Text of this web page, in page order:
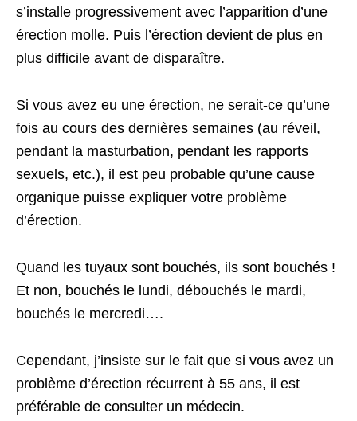
s’installe progressivement avec l’apparition d’une
érection molle. Puis l’érection devient de plus en
plus difficile avant de disparaître.
Si vous avez eu une érection, ne serait-ce qu’une
fois au cours des dernières semaines (au réveil,
pendant la masturbation, pendant les rapports
sexuels, etc.), il est peu probable qu’une cause
organique puisse expliquer votre problème
d’érection.
Quand les tuyaux sont bouchés, ils sont bouchés !
Et non, bouchés le lundi, débouchés le mardi,
bouchés le mercredi….
Cependant, j’insiste sur le fait que si vous avez un
problème d’érection récurrent à 55 ans, il est
préférable de consulter un médecin.